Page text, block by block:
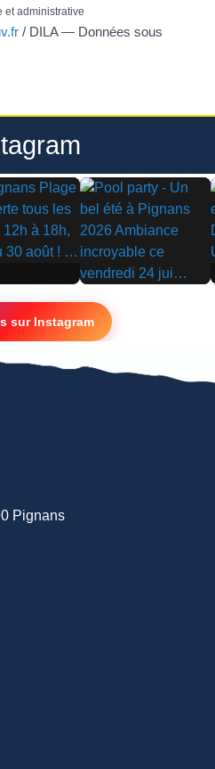
et administrative
/ DILA — Données sous
▶
sur Instagram
Pignans